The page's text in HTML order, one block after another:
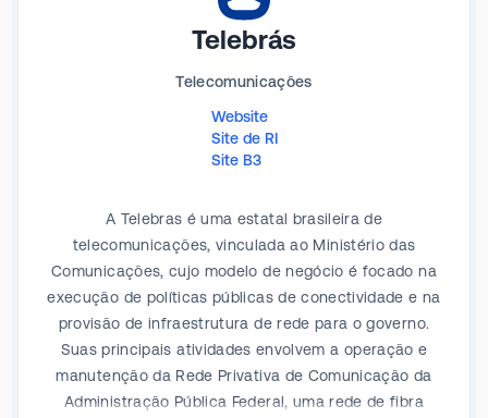
Telebrás
Telecomunicações
Website
Site de RI
Site B3
A Telebras é uma estatal brasileira de
telecomunicações, vinculada ao Ministério das
Comunicações, cujo modelo de negócio é focado na
execução de políticas públicas de conectividade e na
provisão de infraestrutura de rede para o governo.
Suas principais atividades envolvem a operação e
manutenção da Rede Privativa de Comunicação da
Administração Pública Federal, uma rede de fibra